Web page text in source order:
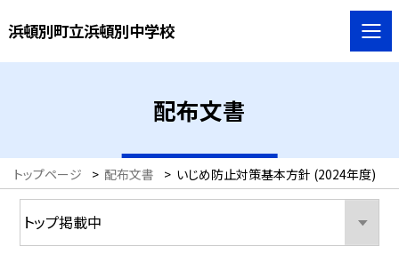
浜頓別町立浜頓別中学校
配布文書
トップページ > 配布文書 > いじめ防止対策基本方針 (2024年度)